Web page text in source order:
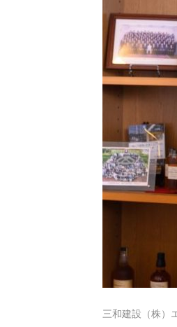
三和建設（株）